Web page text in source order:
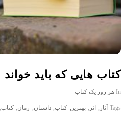
کتاب هایی که باید خواند
In هر روز یک کتاب
Tags آثار , اثر ,بهترین کتاب,داستان, رمان, کتاب,